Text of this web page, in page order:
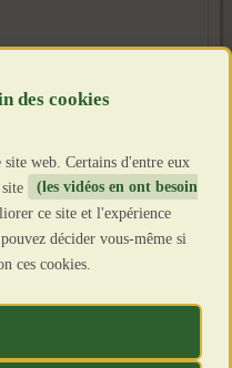
web. Certains d'entre eux
(les vidéos en ont besoin
ce site et l'expérience
décider vous-même si
ces cookies.